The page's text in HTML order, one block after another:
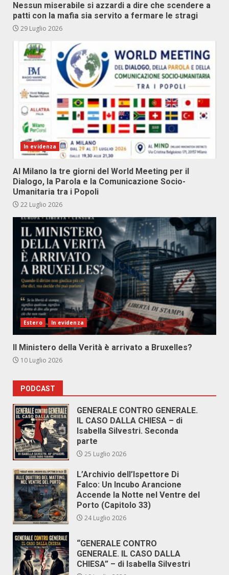
Nessun miserabile si azzardi a dire che scendere a
patti con la mafia sia servito a fermare le stragi
29 Luglio 2026
In evidenza
Al Milano la tre giorni del World Meeting per il
Dialogo, la Parola e la Comunicazione Socio-
Umanitaria tra i Popoli
22 Luglio 2026
Estero In evidenza
Il Ministero della Verità è arrivato a Bruxelles?
10 Luglio 2026
PODCAST
GENERALE CONTRO GENERALE.
IL CASO DALLA CHIESA – di
Isabella Silvestri. Seconda
parte
25 Luglio 2026
L’Archivio dell’Ispettore Di
Falco: Un Incubo Arancione
Accende la Notte nel Ventre del
Porto (Capitolo 33)
24 Luglio 2026
“GENERALE CONTRO
GENERALE. IL CASO DALLA
CHIESA” – di Isabella Silvestri